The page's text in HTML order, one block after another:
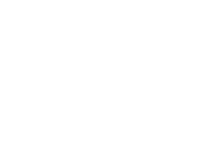
unui terminal